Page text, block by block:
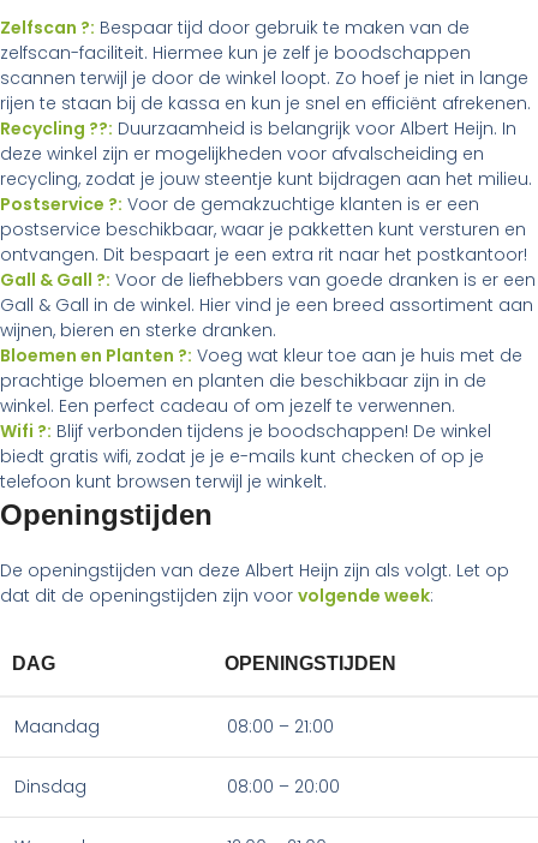
Zelfscan ?: Bespaar tijd door gebruik te maken van de
zelfscan-faciliteit. Hiermee kun je zelf je boodschappen
scannen terwijl je door de winkel loopt. Zo hoef je niet in lange
rijen te staan bij de kassa en kun je snel en efficiënt afrekenen.
Recycling ??: Duurzaamheid is belangrijk voor Albert Heijn. In
deze winkel zijn er mogelijkheden voor afvalscheiding en
recycling, zodat je jouw steentje kunt bijdragen aan het milieu.
Postservice ?: Voor de gemakzuchtige klanten is er een
postservice beschikbaar, waar je pakketten kunt versturen en
ontvangen. Dit bespaart je een extra rit naar het postkantoor!
Gall & Gall ?: Voor de liefhebbers van goede dranken is er een
Gall & Gall in de winkel. Hier vind je een breed assortiment aan
wijnen, bieren en sterke dranken.
Bloemen en Planten ?: Voeg wat kleur toe aan je huis met de
prachtige bloemen en planten die beschikbaar zijn in de
winkel. Een perfect cadeau of om jezelf te verwennen.
Wifi ?: Blijf verbonden tijdens je boodschappen! De winkel
biedt gratis wifi, zodat je je e-mails kunt checken of op je
telefoon kunt browsen terwijl je winkelt.
Openingstijden
De openingstijden van deze Albert Heijn zijn als volgt. Let op
dat dit de openingstijden zijn voor volgende week:
DAG OPENINGSTIJDEN
Maandag 08:00 – 21:00
Dinsdag 08:00 – 20:00